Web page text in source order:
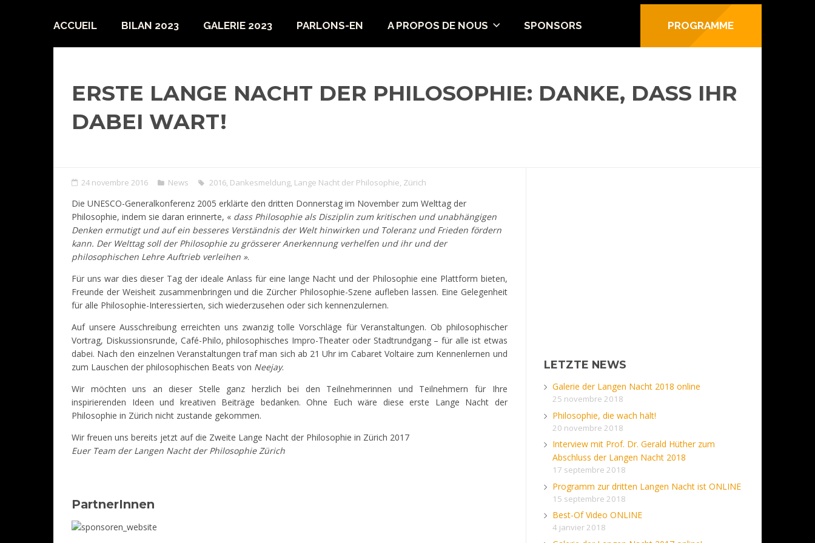
PROGRAMME
ACCUEIL BILAN 2023 GALERIE 2023 PARLONS-EN A PROPOS DE NOUS SPONSORS
ERSTE LANGE NACHT DER PHILOSOPHIE: DANKE, DASS IHR
DABEI WART!
24 novembre 2016 News 2016, Dankesmeldung, Lange Nacht der Philosophie, Zürich
Die UNESCO-Generalkonferenz 2005 erklärte den dritten Donnerstag im November zum Welttag der
Philosophie, indem sie daran erinnerte, « dass Philosophie als Disziplin zum kritischen und unabhängigen
Denken ermutigt und auf ein besseres Verständnis der Welt hinwirken und Toleranz und Frieden fördern
kann. Der Welttag soll der Philosophie zu grösserer Anerkennung verhelfen und ihr und der
philosophischen Lehre Auftrieb verleihen ».
Für uns war dies dieser Tag der ideale Anlass für eine lange Nacht und der Philosophie eine Plattform bieten,
Freunde der Weisheit zusammenbringen und die Zürcher Philosophie-Szene aufleben lassen. Eine Gelegenheit
für alle Philosophie-Interessierten, sich wiederzusehen oder sich kennenzulernen.
Auf unsere Ausschreibung erreichten uns zwanzig tolle Vorschläge für Veranstaltungen. Ob philosophischer
Vortrag, Diskussionsrunde, Café-Philo, philosophisches Impro-Theater oder Stadtrundgang – für alle ist etwas
dabei. Nach den einzelnen Veranstaltungen traf man sich ab 21 Uhr im Cabaret Voltaire zum Kennenlernen und
zum Lauschen der philosophischen Beats von Neejay.
Wir möchten uns an dieser Stelle ganz herzlich bei den Teilnehmerinnen und Teilnehmern für Ihre
inspirierenden Ideen und kreativen Beiträge bedanken. Ohne Euch wäre diese erste Lange Nacht der
Philosophie in Zürich nicht zustande gekommen.
Wir freuen uns bereits jetzt auf die Zweite Lange Nacht der Philosophie in Zürich 2017
Euer Team der Langen Nacht der Philosophie Zürich
PartnerInnen
LETZTE NEWS
Galerie der Langen Nacht 2018 online
25 novembre 2018
Philosophie, die wach hält!
20 novembre 2018
Interview mit Prof. Dr. Gerald Hüther zum
Abschluss der Langen Nacht 2018
17 septembre 2018
Programm zur dritten Langen Nacht ist ONLINE
15 septembre 2018
Best-Of Video ONLINE
4 janvier 2018